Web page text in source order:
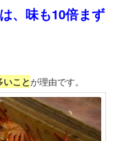
、味も10倍まず
いことが理由です。